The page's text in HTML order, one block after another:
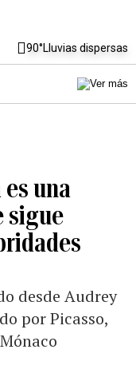
90°Lluvias dispersas
una
sigue
desde Audrey
por Picasso,